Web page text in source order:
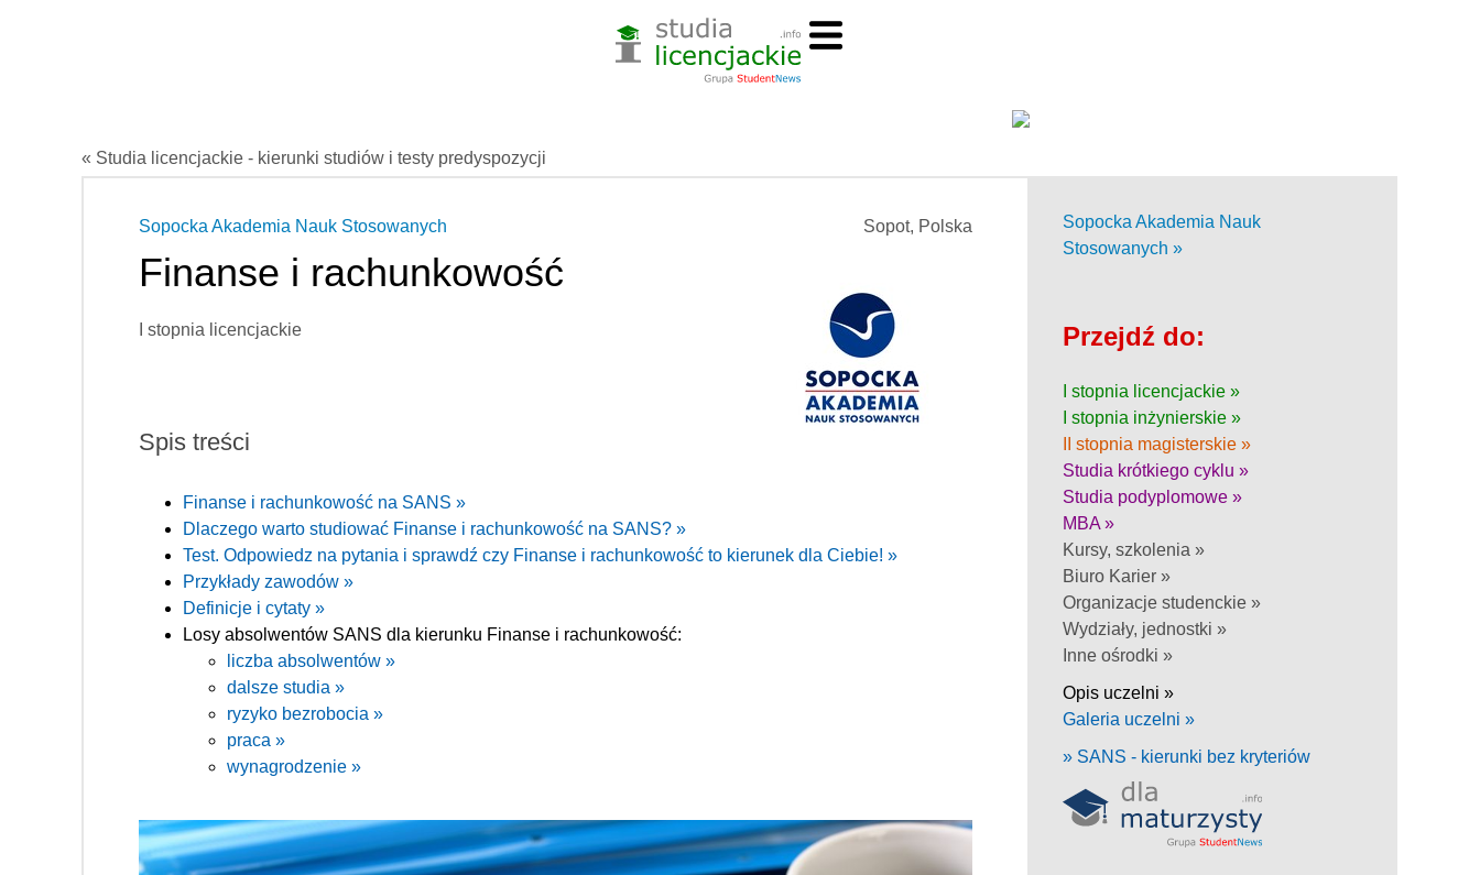
« Studia licencjackie - kierunki studiów i testy predyspozycji
Sopot, Polska
Sopocka Akademia Nauk Stosowanych
Finanse i rachunkowość
I stopnia licencjackie
Spis treści
Finanse i rachunkowość na SANS »
Dlaczego warto studiować Finanse i rachunkowość na SANS? »
Test. Odpowiedz na pytania i sprawdź czy Finanse i rachunkowość to kierunek dla Ciebie! »
Przykłady zawodów »
Definicje i cytaty »
Losy absolwentów SANS dla kierunku Finanse i rachunkowość:
liczba absolwentów »
dalsze studia »
ryzyko bezrobocia »
praca »
wynagrodzenie »
Sopocka Akademia Nauk
Stosowanych »
Przejdź do:
I stopnia licencjackie »
I stopnia inżynierskie »
II stopnia magisterskie »
Studia krótkiego cyklu »
Studia podyplomowe »
MBA »
Kursy, szkolenia »
Biuro Karier »
Organizacje studenckie »
Wydziały, jednostki »
Inne ośrodki »
Opis uczelni »
Galeria uczelni »
» SANS - kierunki bez kryteriów